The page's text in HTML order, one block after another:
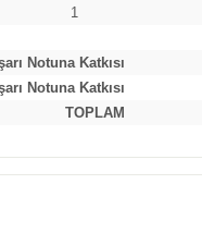
1
Notuna Katkısı
Notuna Katkısı
TOPLAM